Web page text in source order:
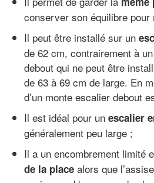
conserver son équilibre pour
Il peut être installé sur un
de 62 cm, contrairement à
debout qui ne peut être
de 63 à 69 cm de large. En
d’un monte escalier debout
Il est idéal pour un escalier
généralement peu large ;
Il a un encombrement limité
de la place alors que